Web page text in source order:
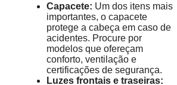
Capacete: Um dos itens mais
importantes, o capacete
protege a cabeça em caso de
acidentes. Procure por
modelos que ofereçam
conforto, ventilação e
certificações de segurança.
Luzes frontais e traseiras: